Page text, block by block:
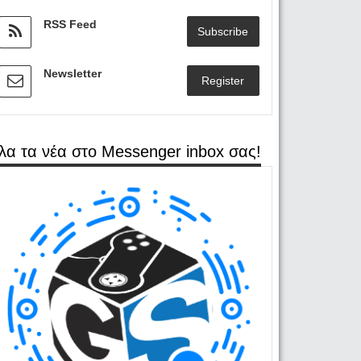
RSS Feed
Subscribe
Newsletter
Register
τα νέα στο Messenger inbox σας!